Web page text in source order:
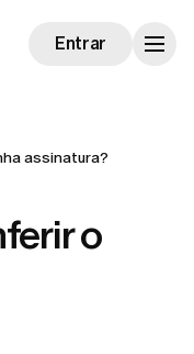
Entrar
assinatura?
o